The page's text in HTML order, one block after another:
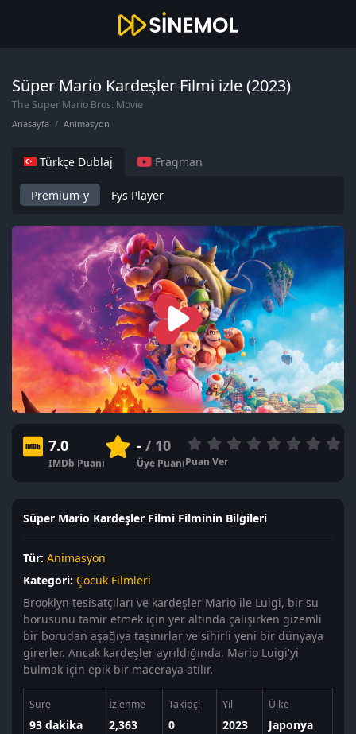
Süper Mario Kardeşler Filmi izle (2023)
The Super Mario Bros. Movie
Anasayfa Animasyon
Türkçe Dublaj Fragman
Premium-y Fys Player
7.0
IMDb Puanı
-/ 10
Üye PuanıPuan Ver
Süper Mario Kardeşler Filmi Filminin Bilgileri
Tür: Animasyon
Kategori: Çocuk Filmleri
Brooklyn tesisatçıları ve kardeşler Mario ile Luigi, bir su
borusunu tamir etmek için yer altında çalışırken gizemli
bir borudan aşağıya taşınırlar ve sihirli yeni bir dünyaya
girerler. Ancak kardeşler ayrıldığında, Mario Luigi'yi
bulmak için epik bir maceraya atılır.
Süre
93 dakika
İzlenme
2,363
Takipçi
0
Yıl
2023
Ülke
Japonya